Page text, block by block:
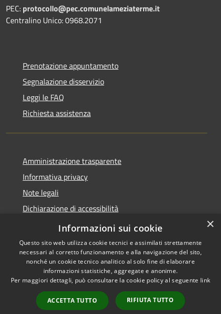
PEC: protocollo@pec.comunelameziaterme.it
Centralino Unico: 0968.2071
Prenotazione appuntamento
Segnalazione disservizio
Leggi le FAQ
Richiesta assistenza
Amministrazione trasparente
Informativa privacy
Note legali
Dichiarazione di accessibilità
Feedback accessibilità
Accessibilità
Copyright © 2026 • Città di
Lamezia Terme • Powered by
Municipium•
Accesso
redazione
×
Informazioni sui cookie
Questo sito web utilizza cookie tecnici e assimilati strettamente
necessari al corretto funzionamento e alla navigazione del sito,
nonché un cookie tecnico analitico al solo fine di elaborare
informazioni statistiche, aggregate e anonime.
Per maggiori dettagli, può consultare la cookie policy al seguente link
ACCETTA TUTTO RIFIUTA TUTTO